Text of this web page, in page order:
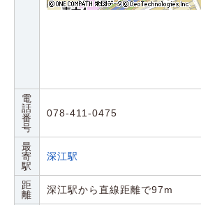
電
話
番
号
078-411-0475
最
寄
駅
深江駅
距
離
深江駅から直線距離で97m